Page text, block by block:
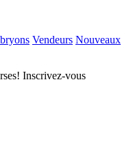
Vendeurs Nouveaux
Inscrivez-vous